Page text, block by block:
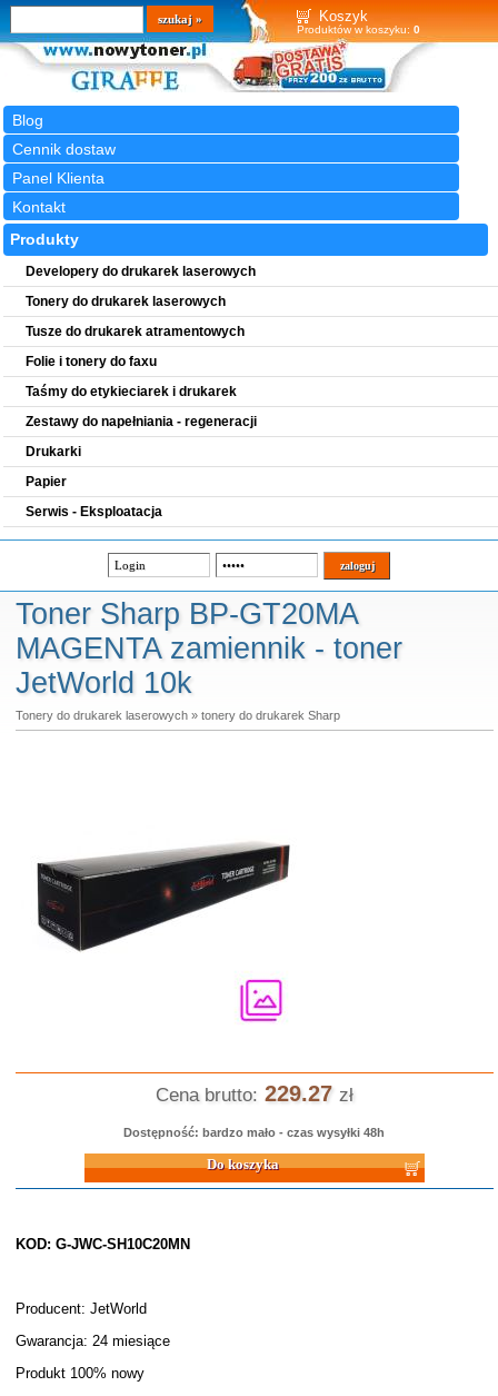
Koszyk
Produktów w koszyku: 0
Blog
Cennik dostaw
Panel Klienta
Kontakt
Wyszukiwarka
szukaj
Produkty
Developery do drukarek laserowych
Tonery do drukarek laserowych
Tusze do drukarek atramentowych
Folie i tonery do faxu
Taśmy do etykieciarek i drukarek
Zestawy do napełniania - regeneracji
Drukarki
Papier
Serwis - Eksploatacja
Toner Sharp BP-GT20MA
MAGENTA zamiennik - toner
JetWorld 10k
Tonery do drukarek laserowych» tonery do drukarek Sharp
Cena brutto: 229.27 zł
Dostępność: bardzo mało - czas wysyłki 48h
Do koszyka
KOD: G-JWC-SH10C20MN
Producent: JetWorld
Gwarancja: 24 miesiące
Produkt 100% nowy